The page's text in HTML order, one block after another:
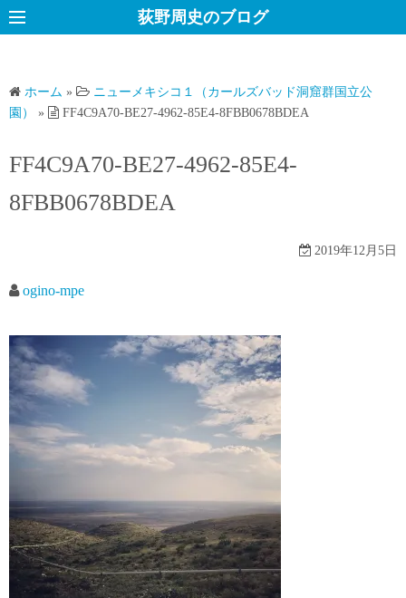
コ
ン
ツ
キ
ッ
荻野周史のブログ
ホーム »
ニューメキシコ１（カールズバッド洞窟群国立公
園）
» FF4C9A70-BE27-4962-85E4-8FBB0678BDEA
FF4C9A70-BE27-4962-85E4-
8FBB0678BDEA
2019年12月5日
ogino-mpe